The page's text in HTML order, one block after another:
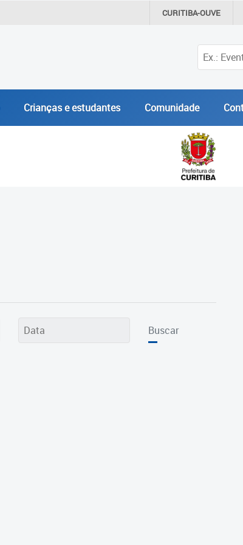
CURITIBA-OUVE
Crianças e estudantes Comunidade
Buscar